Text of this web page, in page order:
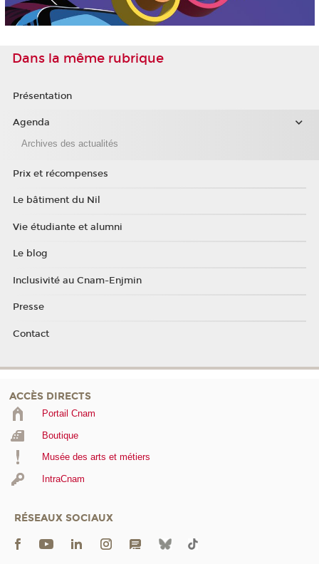
Dans la même rubrique
Présentation
Agenda
Archives des actualités
Prix et récompenses
Le bâtiment du Nil
Vie étudiante et alumni
Le blog
Inclusivité au Cnam-Enjmin
Presse
Contact
ACCÈS DIRECTS
Portail Cnam
Boutique
Musée des arts et métiers
IntraCnam
RÉSEAUX SOCIAUX